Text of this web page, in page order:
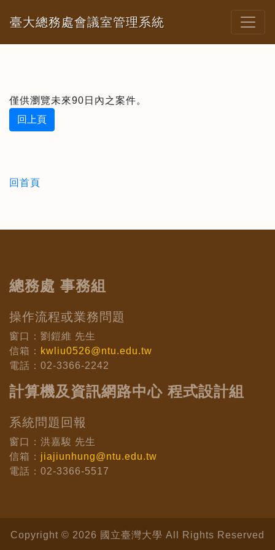
臺大總務處會議室管理系統
僅供瀏覽未來90日內之案件。
回上頁
回首頁
總務處 事務組
操作流程或業務問題
窗口：劉鎧維 先生
信箱： kwliu0526@ntu.edu.tw
電話：02-3366-2242
計算機及資訊網路中心 程式設計組
系統問題回報
窗口：洪嘉駿 先生
信箱： jiajiunhung@ntu.edu.tw
電話：02-3366-5517
Copyright © 2026 國立臺灣大學 All Rights Reserved